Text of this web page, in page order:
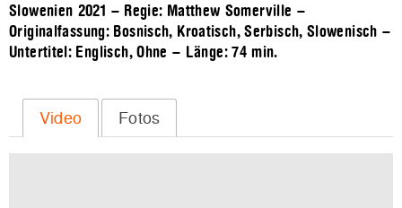
Slowenien 2021 – Regie: Matthew Somerville –
Originalfassung: Bosnisch, Kroatisch, Serbisch, Slowenisch –
Untertitel: Englisch, Ohne – Länge:74 min.
Video Fotos